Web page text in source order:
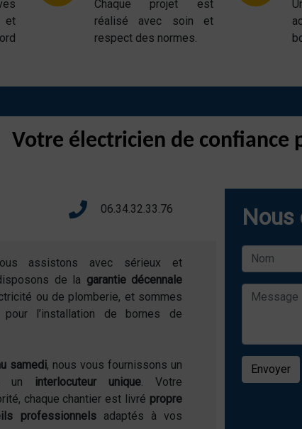
et
Chaque projet est
réalisé avec soin et
respect des normes.
Votre électricien de confiance
06.34.32.33.76
assistons avec sérieux et
de la garantie décennale
ou de plomberie, et sommes
l’installation de bornes de
samedi, nous vous fournissons un
un
interlocuteur unique. Votre
chaque chantier est livré propre
professionnelsadaptés à vos
Nous
Envoyer